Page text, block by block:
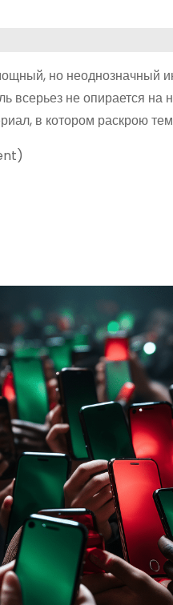
но неоднозначный
всерьез не опирается
в котором раскрою